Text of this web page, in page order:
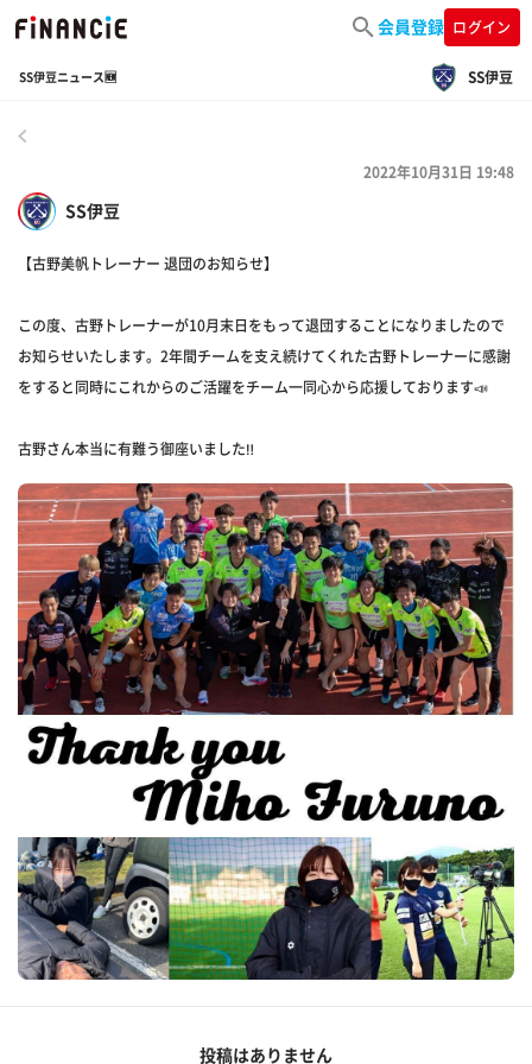
会員登録 ログイン
SS伊豆ニュース🆕 SS伊豆
SS伊豆
2022年10月31日 19:48
【古野美帆トレーナー 退団のお知らせ】
この度、古野トレーナーが10月末日をもって退団することになりましたので
お知らせいたします。2年間チームを支え続けてくれた古野トレーナーに感謝
をすると同時にこれからのご活躍をチーム一同心から応援しております📣
古野さん本当に有難う御座いました‼️
投稿はありません